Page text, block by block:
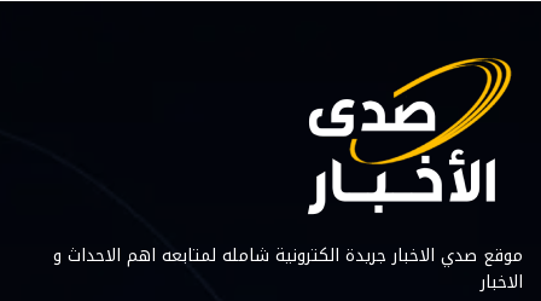
موقع صدي الاخبار جريدة الكترونية شامله لمتابعه اهم الاحداث و
الاخبار